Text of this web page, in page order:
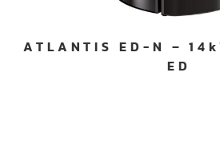
ATLANTIS ED-N –
ED